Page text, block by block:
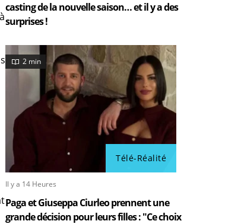
casting de la nouvelle saison… et il y a des
surprises !
Télé-Réalité
2 min
Il y a 14 Heures
Paga et Giuseppa Ciurleo prennent une
grande décision pour leurs filles : "Ce choix